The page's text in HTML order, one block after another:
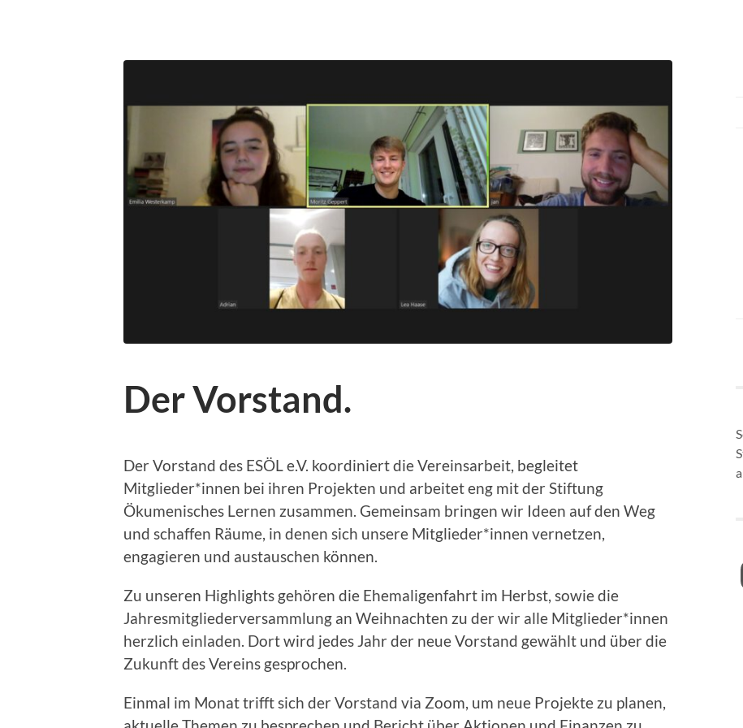
Der Vorstand.
Der Vorstand des ESÖL e.V. koordiniert die Vereinsarbeit, begleitet
Mitglieder*innen bei ihren Projekten und arbeitet eng mit der Stiftung
Ökumenisches Lernen zusammen. Gemeinsam bringen wir Ideen auf den Weg
und schaffen Räume, in denen sich unsere Mitglieder*innen vernetzen,
engagieren und austauschen können.
Zu unseren Highlights gehören die Ehemaligenfahrt im Herbst, sowie die
Jahresmitgliederversammlung an Weihnachten zu der wir alle Mitglieder*innen
herzlich einladen. Dort wird jedes Jahr der neue Vorstand gewählt und über die
Zukunft des Vereins gesprochen.
Einmal im Monat trifft sich der Vorstand via Zoom, um neue Projekte zu planen,